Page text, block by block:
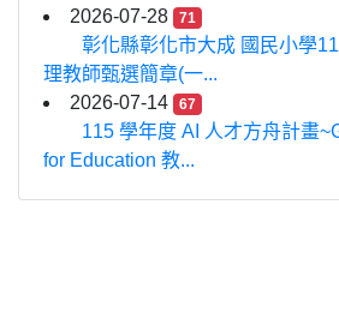
2026-07-28
71
彰化縣彰化市大成 國民小學
理教師甄選簡章(一...
2026-07-14
67
115 學年度 AI 人才方舟計畫
for Education 教...